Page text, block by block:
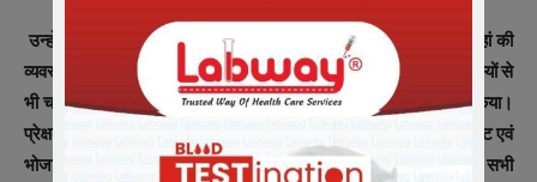
उन्होंने मतदान सामग्री वितरण स्थल एवं मतदान केंद्रों का निरीक्षण कर वहां की
व्यवस्थाओं को देखा। डॉ. भार्गव ने मतदान केंद्रों पर पहुंचे मतदान दल के सदस्यों से
भी चर्चा कर मतदान केंद्र की सभी व्यवस्थाएं सुनिश्चित करने हेतु निर्देशित किया।
प्रेक्षक डॉ. भार्गव द्वारा चुनाव सामग्री वितरण स्थल शासकीय आईटीआई आलोट एवं
भोजाखेडी के 02, कलश्या के 03 मतदान केन्द्रों का अवलोकन किया गया। सभी